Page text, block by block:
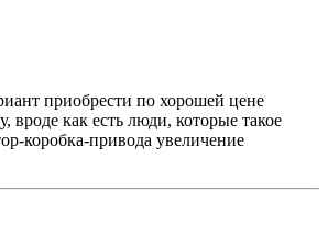
приобрести по хорошей цене
как есть люди, которые такое
коробка-привода увеличение